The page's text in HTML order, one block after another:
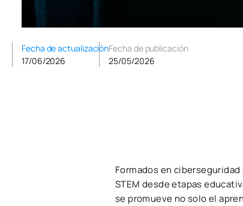
Fecha de actualización
17/06/2026
Fecha de publicación
25/05/2026
Formados en
STEM desde etapas
se promueve no solo el